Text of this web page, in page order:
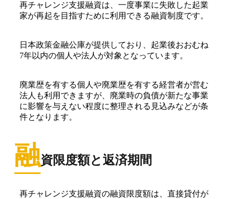
再チャレンジ支援融資は、一度事業に失敗した起業
家が再起を目指すために利用できる融資制度です。
日本政策金融公庫が提供しており、起業後おおむね
7年以内の個人や法人が対象となっています。
廃業歴を有する個人や廃業歴を有する経営者が営む
法人も利用できますが、廃業時の負債が新たな事業
に影響を与えない程度に整理される見込みなどが条
件となります。
融資限度額と返済期間
再チャレンジ支援融資の融資限度額は、直接貸付が